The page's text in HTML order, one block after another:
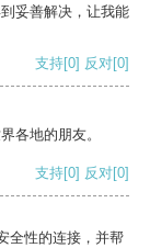
妥善解决，让我能
支持[0] 反对[0]
各地的朋友。
支持[0] 反对[0]
全性的连接，并帮